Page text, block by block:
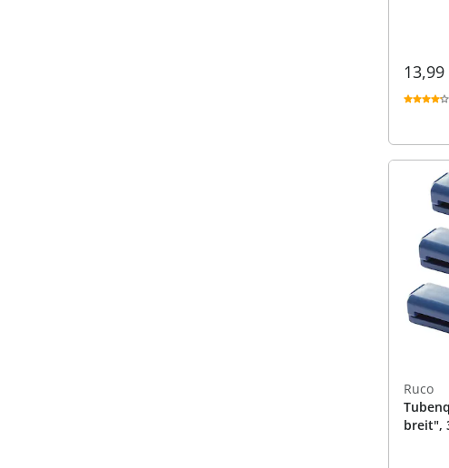
13,99
Ruco
breit",